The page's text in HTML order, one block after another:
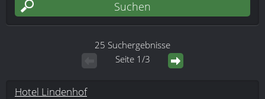
25 Suchergebnisse
Seite 1/3
Hotel Lindenhof